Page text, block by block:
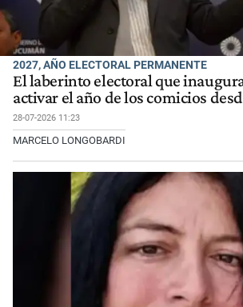
2027, AÑO ELECTORAL PERMANENTE
El laberinto electoral que
activar el año de los comicios
28-07-2026 11:23
MARCELO LONGOBARDI